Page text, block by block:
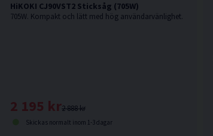
HiKOKI CJ90VST2 Sticksåg (705W)
705W. Kompakt och lätt med hög användarvänlighet.
2 888 kr
2 195 kr
Skickas normalt inom 1-3 dagar